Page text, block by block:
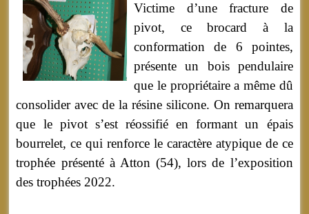
Victime d’une fracture de
pivot, ce brocard à la
conformation de 6 pointes,
présente un bois pendulaire
que le propriétaire a même dû
consolider avec de la résine silicone. On remarquera
que le pivot s’est réossifié en formant un épais
bourrelet, ce qui renforce le caractère atypique de ce
trophée présenté à Atton (54), lors de l’exposition
des trophées 2022.